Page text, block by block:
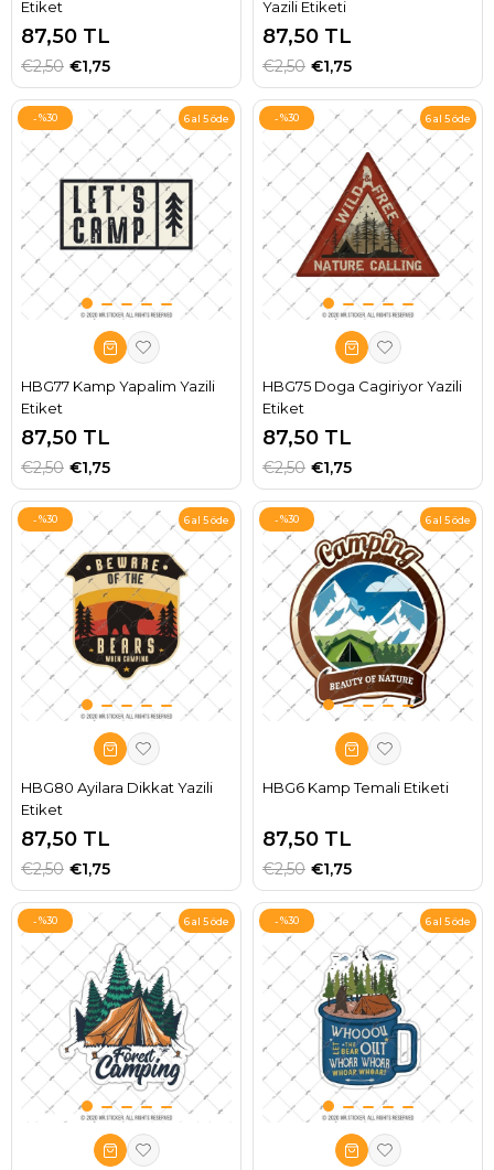
Etiket
87,50 TL
€1,75
€2,50
Yazili Etiketi
87,50 TL
€1,75
€2,50
HBG77 Kamp Yapalim Yazili
Etiket
87,50 TL
€1,75
€2,50
%30 6 al 5 öde
HBG75 Doga Cagiriyor Yazili
Etiket
87,50 TL
€1,75
€2,50
%30 6 al 5 öde
HBG80 Ayilara Dikkat Yazili
Etiket
87,50 TL
€1,75
€2,50
%30 6 al 5 öde
HBG6 Kamp Temali Etiketi
87,50 TL
€1,75
€2,50
%30 6 al 5 öde
%30 6 al 5 öde %30 6 al 5 öde